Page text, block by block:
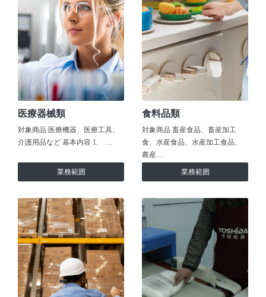
医療器械類
対象商品 医療機器、医療工具、
介護用品など 基本内容 1. …
業務範囲
食料品類
対象商品 畜産食品、畜産加工
食、水産食品、水産加工食品、
農産…
業務範囲